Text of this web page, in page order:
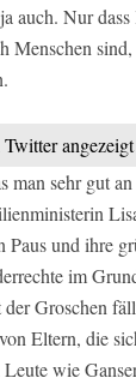
auch. Nur
Menschen
sehr gut
und ihre
im
Groschen
Eltern, die
wie